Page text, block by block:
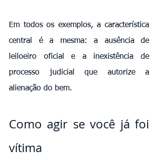
Em todos os exemplos, a característica
central é a mesma: a ausência de
leiloeiro oficial e a inexistência de
processo judicial que autorize a
alienação do bem.
Como agir se você já foi
vítima